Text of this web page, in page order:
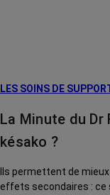
LES SOINS DE
La Minute du
késako ?
Ils permettent de
effets secondaires : ce